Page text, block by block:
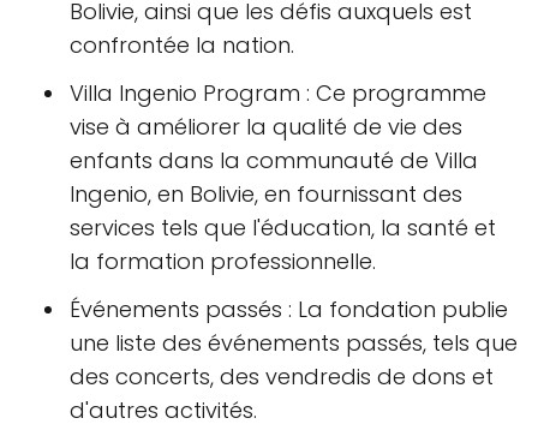
Bolivie, ainsi que les défis auxquels est
confrontée la nation.
Villa Ingenio Program : Ce programme
vise à améliorer la qualité de vie des
enfants dans la communauté de Villa
Ingenio, en Bolivie, en fournissant des
services tels que l'éducation, la santé et
la formation professionnelle.
Événements passés : La fondation publie
une liste des événements passés, tels que
des concerts, des vendredis de dons et
d'autres activités.